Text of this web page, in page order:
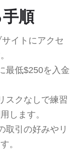
順
イトにアクセ
最低$250を入金
スクなしで練習
します。
取引の好みやリ
。